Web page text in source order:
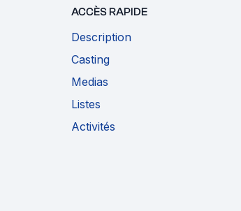
ACCÈS RAPIDE
Description
Casting
Medias
Listes
Activités